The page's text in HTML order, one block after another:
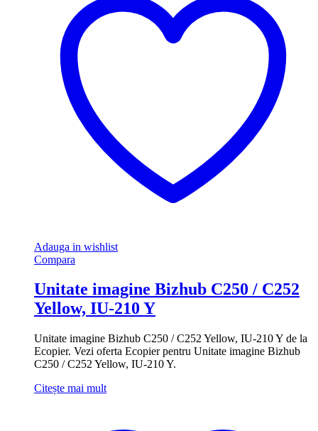
Adauga in wishlist
Compara
Unitate imagine Bizhub C250 / C252
Yellow, IU-210 Y
Unitate imagine Bizhub C250 / C252 Yellow, IU-210 Y de la
Ecopier. Vezi oferta Ecopier pentru Unitate imagine Bizhub
C250 / C252 Yellow, IU-210 Y.
Citește mai mult